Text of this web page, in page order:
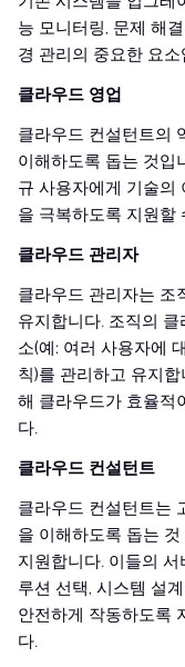
능 모니터링, 문제 해
경 관리의 중요한 요소
클라우드 영업
클라우드 컨설턴트의
이해하도록 돕는 것입
규 사용자에게 기술의
을 극복하도록 지원할
클라우드 관리자
클라우드 관리자는 조
유지합니다. 조직의
소(예: 여러 사용자에
칙)를 관리하고 유지
해 클라우드가 효율적
다.
클라우드 컨설턴트
클라우드 컨설턴트는
을 이해하도록 돕는
지원합니다. 이들의
루션 선택, 시스템 설
안전하게 작동하도록
다.